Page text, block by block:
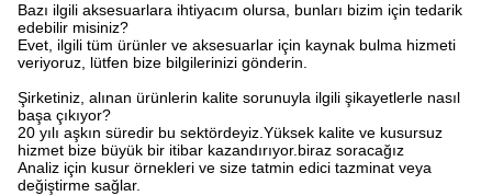
Bazı ilgili aksesuarlara ihtiyacım olursa, bunları bizim için tedarik
edebilir misiniz?
Evet, ilgili tüm ürünler ve aksesuarlar için kaynak bulma hizmeti
veriyoruz, lütfen bize bilgilerinizi gönderin.
Şirketiniz, alınan ürünlerin kalite sorunuyla ilgili şikayetlerle nasıl
başa çıkıyor?
20 yılı aşkın süredir bu sektördeyiz.Yüksek kalite ve kusursuz
hizmet bize büyük bir itibar kazandırıyor.biraz soracağız
Analiz için kusur örnekleri ve size tatmin edici tazminat veya
değiştirme sağlar.